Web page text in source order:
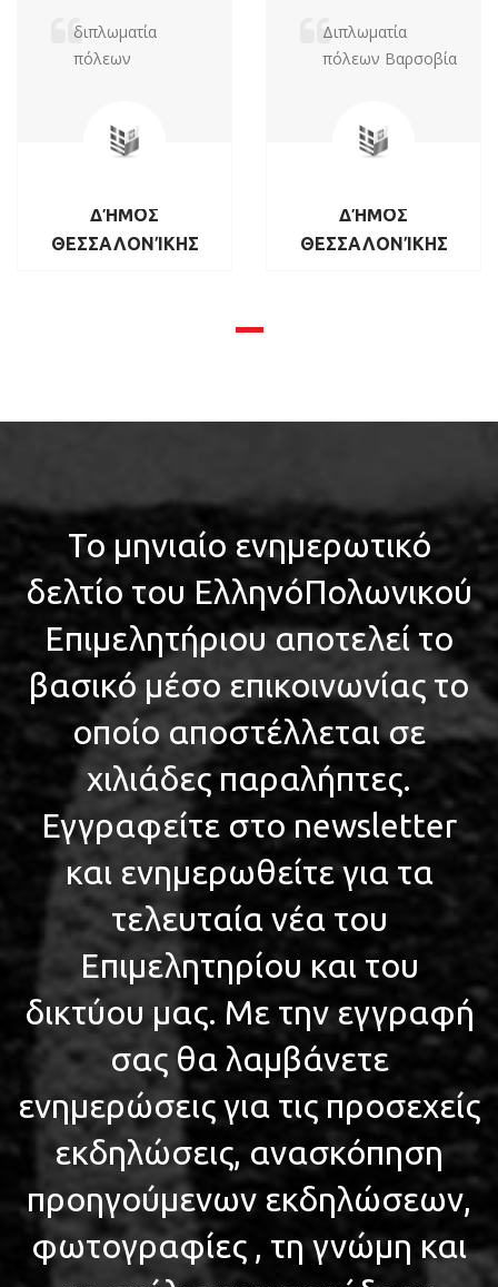
διπλωματία
πόλεων
ΔΉΜΟΣ
ΘΕΣΣΑΛΟΝΊΚΗΣ
Διπλωματία
πόλεων Βαρσοβία
ΔΉΜΟΣ
ΘΕΣΣΑΛΟΝΊΚΗΣ
Το μηνιαίο ενημερωτικό
δελτίο του ΕλληνόΠολωνικού
Επιμελητήριου αποτελεί το
βασικό μέσο επικοινωνίας το
οποίο αποστέλλεται σε
χιλιάδες παραλήπτες.
Εγγραφείτε στο newsletter
και ενημερωθείτε για τα
τελευταία νέα του
Επιμελητηρίου και του
δικτύου μας. Με την εγγραφή
σας θα λαμβάνετε
ενημερώσεις για τις προσεχείς
εκδηλώσεις, ανασκόπηση
προηγούμενων εκδηλώσεων,
φωτογραφίες , τη γνώμη και